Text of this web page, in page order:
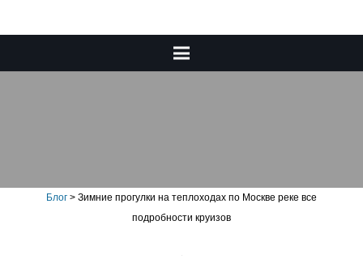
Блог > Зимние прогулки на теплоходах по Москве реке все
подробности круизов